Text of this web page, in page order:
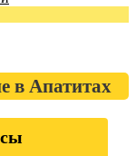
в Апатитах